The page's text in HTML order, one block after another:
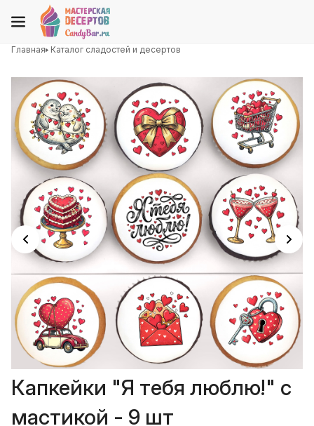
Главная Каталог сладостей и десертов
Капкейки "Я тебя люблю!" с
мастикой - 9 шт